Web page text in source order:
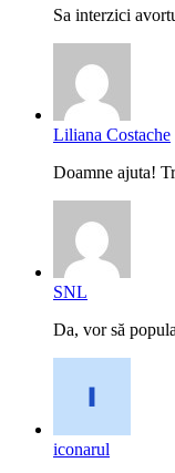
Sa interzici
Liliana Costache
Doamne ajuta!
SNL
Da, vor să
iconarul